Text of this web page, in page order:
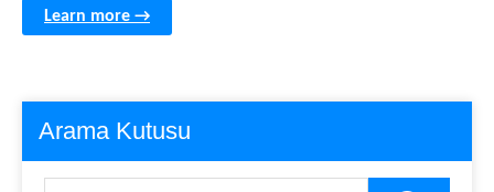
Learn more →
Arama Kutusu